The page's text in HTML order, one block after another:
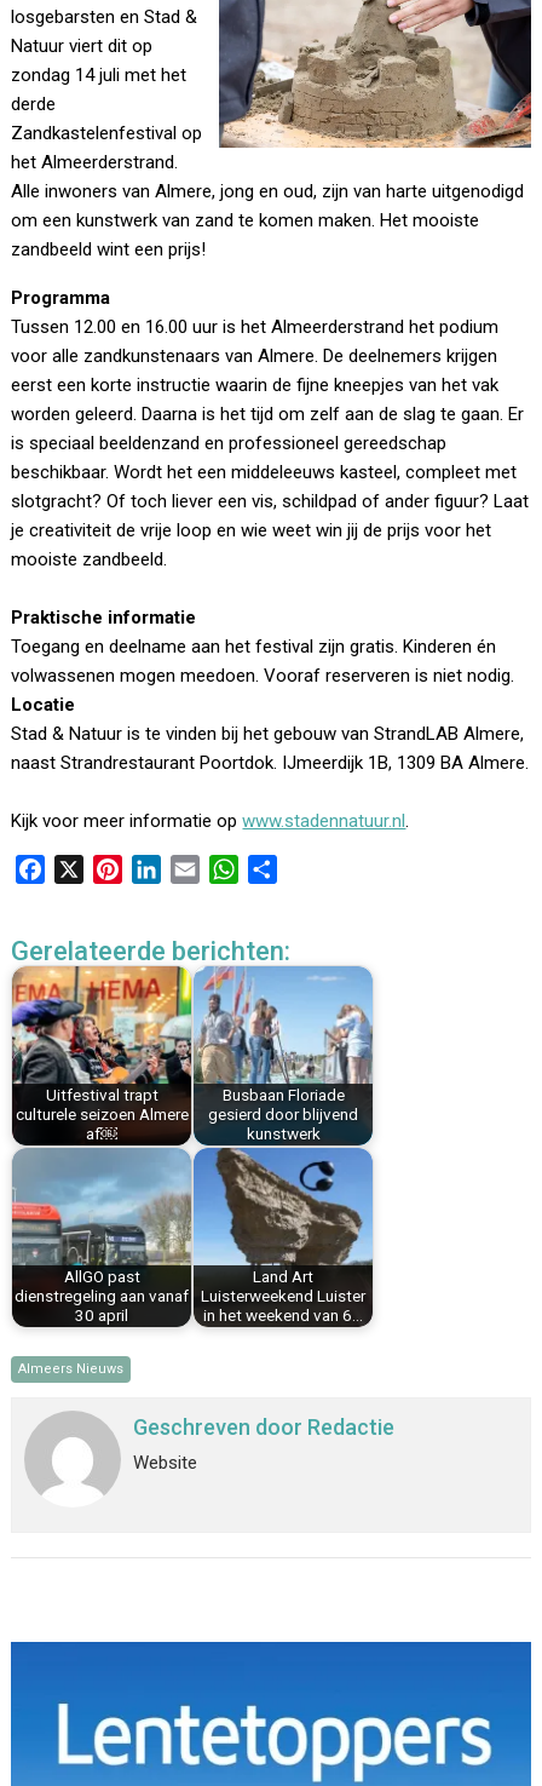
losgebarsten en Stad &
Natuur viert dit op
zondag 14 juli met het
derde
Zandkastelenfestival op
het Almeerderstrand.
Alle inwoners van Almere, jong en oud, zijn van harte uitgenodigd
om een kunstwerk van zand te komen maken. Het mooiste
zandbeeld wint een prijs!
Programma
Tussen 12.00 en 16.00 uur is het Almeerderstrand het podium
voor alle zandkunstenaars van Almere. De deelnemers krijgen
eerst een korte instructie waarin de fijne kneepjes van het vak
worden geleerd. Daarna is het tijd om zelf aan de slag te gaan. Er
is speciaal beeldenzand en professioneel gereedschap
beschikbaar. Wordt het een middeleeuws kasteel, compleet met
slotgracht? Of toch liever een vis, schildpad of ander figuur? Laat
je creativiteit de vrije loop en wie weet win jij de prijs voor het
mooiste zandbeeld.
Praktische informatie
Toegang en deelname aan het festival zijn gratis. Kinderen én
volwassenen mogen meedoen. Vooraf reserveren is niet nodig.
Locatie
Stad & Natuur is te vinden bij het gebouw van StrandLAB Almere,
naast Strandrestaurant Poortdok. IJmeerdijk 1B, 1309 BA Almere.
Kijk voor meer informatie opwww.stadennatuur.nl.
e
b
o
o
k
t
e
r
e
s
t
k
d
I
n
i
l
W
t
s
A
p
p
e
Gerelateerde berichten:
Uitfestival trapt
culturele seizoen Almere
af￼
Busbaan Floriade
gesierd door blijvend
kunstwerk
AllGO past
dienstregeling aan vanaf
30 april
Land Art
Luisterweekend Luister
in het weekend van 6…
Almeers Nieuws
Geschreven door Redactie
Website